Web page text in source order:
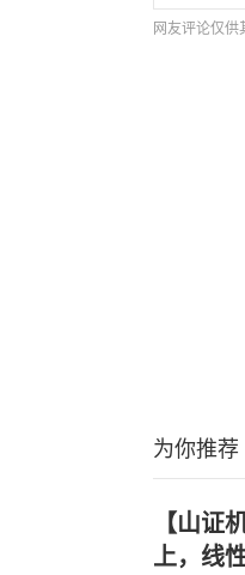
网友评论仅供
为你推荐
【山
上，线